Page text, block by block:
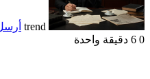
trend
0
دقيقة واحدة